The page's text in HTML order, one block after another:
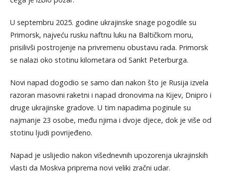
U septembru 2025. godine ukrajinske snage pogodile su
Primorsk, najveću rusku naftnu luku na Baltičkom moru,
prisilivši postrojenje na privremenu obustavu rada. Primorsk
se nalazi oko stotinu kilometara od Sankt Peterburga.
Novi napad dogodio se samo dan nakon što je Rusija izvela
razoran masovni raketni i napad dronovima na Kijev, Dnipro i
druge ukrajinske gradove. U tim napadima poginule su
najmanje 23 osobe, među njima i dvoje djece, dok je više od
stotinu ljudi povrijeđeno.
Napad je uslijedio nakon višednevnih upozorenja ukrajinskih
vlasti da Moskva priprema novi veliki zračni udar.